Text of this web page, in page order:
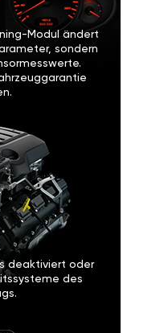
Modul ändert
sondern
deaktiviert oder
des